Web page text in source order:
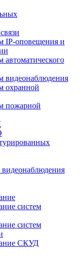
IP-оповещения и
автоматического
видеонаблюдения
охранной
пожарной
систем
систем
СКУД